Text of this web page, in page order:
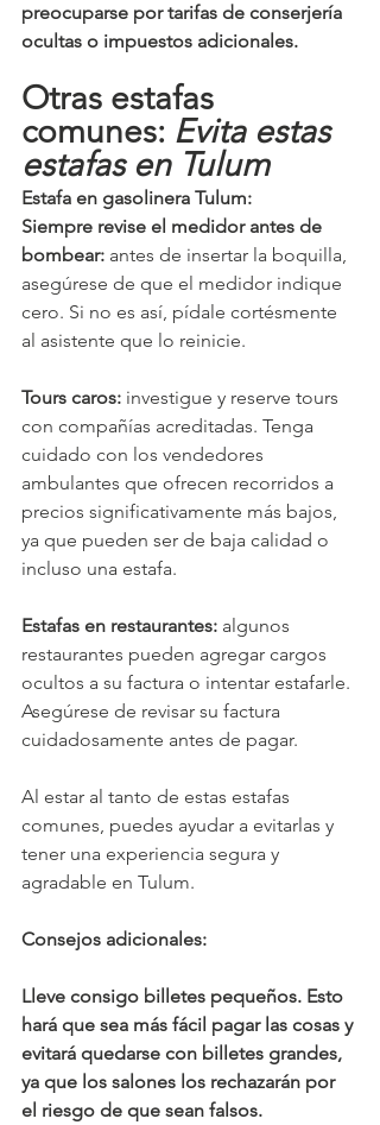
preocuparse por tarifas de conserjería
ocultas o impuestos adicionales.
Otras estafas
comunes: Evita estas
estafas en Tulum
Estafa en gasolinera Tulum:
Siempre revise el medidor antes de
bombear: antes de insertar la boquilla,
asegúrese de que el medidor indique
cero. Si no es así, pídale cortésmente
al asistente que lo reinicie.
Tours caros: investigue y reserve tours
con compañías acreditadas. Tenga
cuidado con los vendedores
ambulantes que ofrecen recorridos a
precios significativamente más bajos,
ya que pueden ser de baja calidad o
incluso una estafa.
Estafas en restaurantes: algunos
restaurantes pueden agregar cargos
ocultos a su factura o intentar estafarle.
Asegúrese de revisar su factura
cuidadosamente antes de pagar.
Al estar al tanto de estas estafas
comunes, puedes ayudar a evitarlas y
tener una experiencia segura y
agradable en Tulum.
Consejos adicionales:
Lleve consigo billetes pequeños. Esto
hará que sea más fácil pagar las cosas y
evitará quedarse con billetes grandes,
ya que los salones los rechazarán por
el riesgo de que sean falsos.